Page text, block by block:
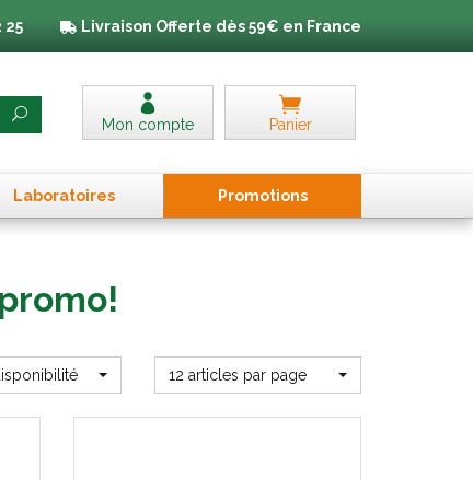
25 Livraison Offerte dès 59€ en France
Mon compte Panier
Laboratoires Promotions
12 articles par page